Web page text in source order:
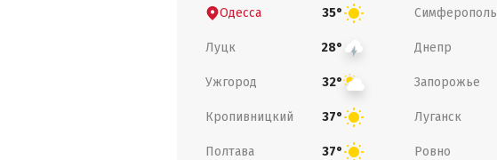
Одесса 35° Симферополь
Луцк 28° Днепр
Ужгород 32° Запорожье
Кропивницкий 37° Луганск
Полтава 37° Ровно